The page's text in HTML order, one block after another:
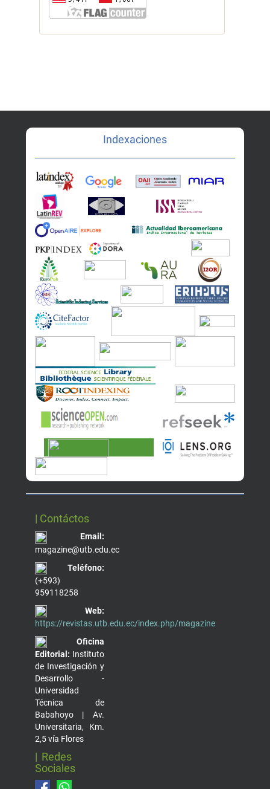
Indexaciones
| Contáctos
Email:
magazine@utb.edu.ec
Teléfono:
(+593)
959118258
Web:
https://revistas.utb.edu.ec/index.php/magazine
Oficina
Editorial: Instituto
de Investigación y
Desarrollo -
Universidad
Técnica de
Babahoyo | Av.
Universitaria, Km.
2,5 vía Flores
| Redes
Sociales